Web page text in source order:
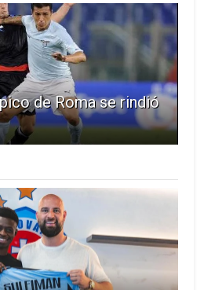
de Roma se rindió